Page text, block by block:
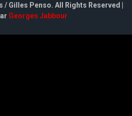
Gilles Penso. All Rights Reserved |
Georges Jabbour